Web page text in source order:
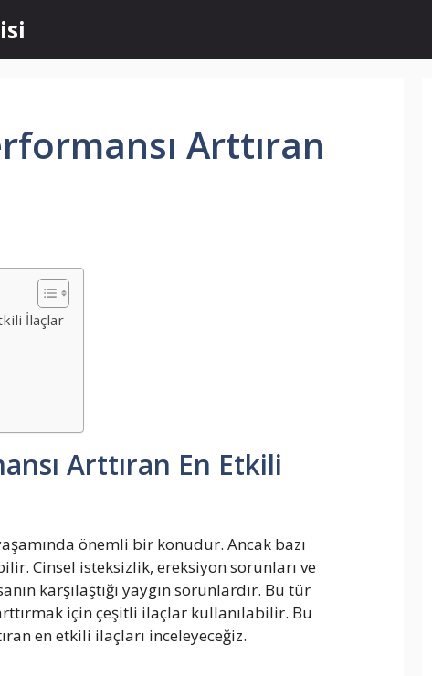
Arttıran
İlaçlar
Arttıran En Etkili
önemli bir konudur. Ancak bazı
Cinsel isteksizlik, ereksiyon sorunları ve
karşılaştığı yaygın sorunlardır. Bu tür
için çeşitli ilaçlar kullanılabilir. Bu
en etkili ilaçları inceleyeceğiz.